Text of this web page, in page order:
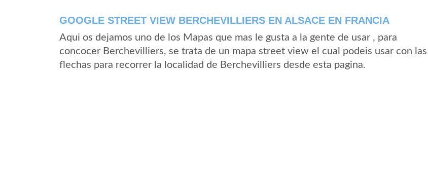
GOOGLE STREET VIEW BERCHEVILLIERS EN ALSACE EN FRANCIA
Aqui os dejamos uno de los Mapas que mas le gusta a la gente de usar , para
concocer Berchevilliers, se trata de un mapa street view el cual podeis usar con las
flechas para recorrer la localidad de Berchevilliers desde esta pagina.